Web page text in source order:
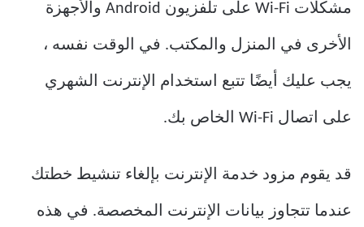
مشكلات Wi-Fi على تلفزيون Android والأجهزة
الأخرى في المنزل والمكتب. في الوقت نفسه ،
يجب عليك أيضًا تتبع استخدام الإنترنت الشهري
على اتصال Wi-Fi الخاص بك.
قد يقوم مزود خدمة الإنترنت بإلغاء تنشيط خطتك
عندما تتجاوز بيانات الإنترنت المخصصة. في هذه